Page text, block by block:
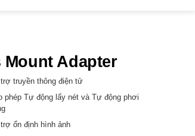
Mount Adapter
trợ truyền thông điện tử
phép Tự động lấy nét và Tự động phơi
ổn định hình ảnh